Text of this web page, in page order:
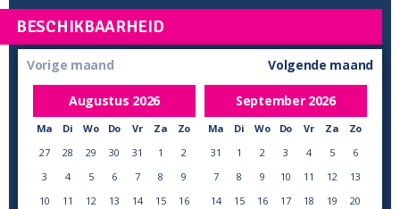
BESCHIKBAARHEID
Vorige maand
Augustus 2026
Ma Di Wo Do Vr Za
Zo
27
28 29 30 31 1
2
3
4 5 6 7 8
9
10
11 12 13 14 15
16
Volgende maand
September 2026
Ma Di Wo Do Vr Za
Zo
31
1 2 3 4 5
6
7
8 9 10 11 12
13
14
15 16 17 18 19
20